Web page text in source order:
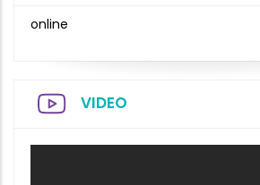
online
VIDEO